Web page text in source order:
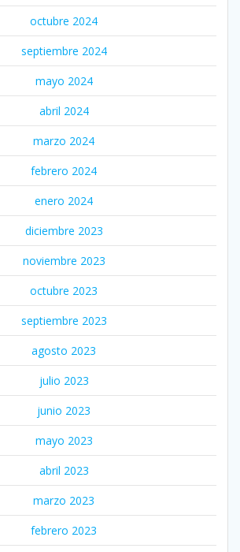
octubre 2024
septiembre 2024
mayo 2024
abril 2024
marzo 2024
febrero 2024
enero 2024
diciembre 2023
noviembre 2023
octubre 2023
septiembre 2023
agosto 2023
julio 2023
junio 2023
mayo 2023
abril 2023
marzo 2023
febrero 2023